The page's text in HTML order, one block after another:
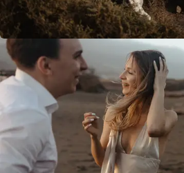
Sesión en Playa Tenerife